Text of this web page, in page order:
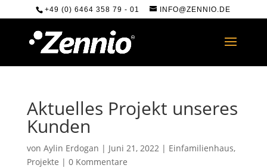
+49 (0) 6464 358 79 - 01 INFO@ZENNIO.DE
Aktuelles Projekt unseres
Kunden
von Aylin Erdogan | Juni 21, 2022| Einfamilienhaus,
Projekte | 0 Kommentare